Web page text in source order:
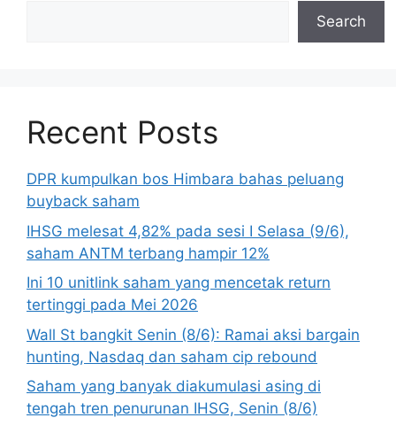
Search
Recent Posts
DPR kumpulkan bos Himbara bahas peluang
buyback saham
IHSG melesat 4,82% pada sesi I Selasa (9/6),
saham ANTM terbang hampir 12%
Ini 10 unitlink saham yang mencetak return
tertinggi pada Mei 2026
Wall St bangkit Senin (8/6): Ramai aksi bargain
hunting, Nasdaq dan saham cip rebound
Saham yang banyak diakumulasi asing di
tengah tren penurunan IHSG, Senin (8/6)